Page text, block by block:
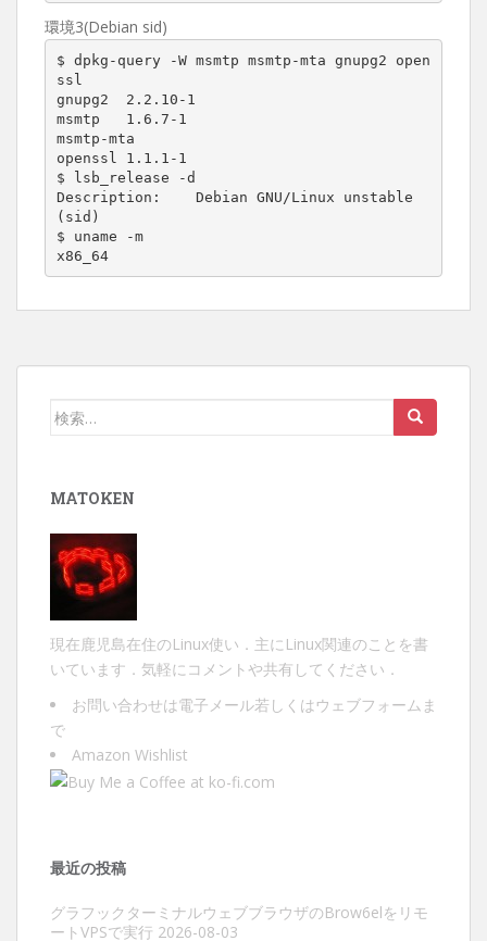
環境3(Debian sid)
$ dpkg-query -W msmtp msmtp-mta gnupg2 open
ssl
gnupg2  2.2.10-1
msmtp   1.6.7-1
msmtp-mta
openssl 1.1.1-1
$ lsb_release -d
Description:    Debian GNU/Linux unstable
(sid)
$ uname -m
x86_64
検
MATOKEN
現在鹿児島在住のLinux使い．主にLinux関連のことを書
いています．気軽にコメントや共有してください．
お問い合わせは電子メール若しくは ウェブフォーム ま
で
Amazon Wishlist
最近の投稿
グラフックターミナルウェブブラウザのBrow6elをリモ
ートVPSで実行 2026-08-03